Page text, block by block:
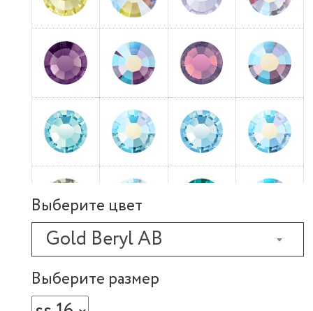
Выберите цвет
Gold Beryl AB
Выберите размер